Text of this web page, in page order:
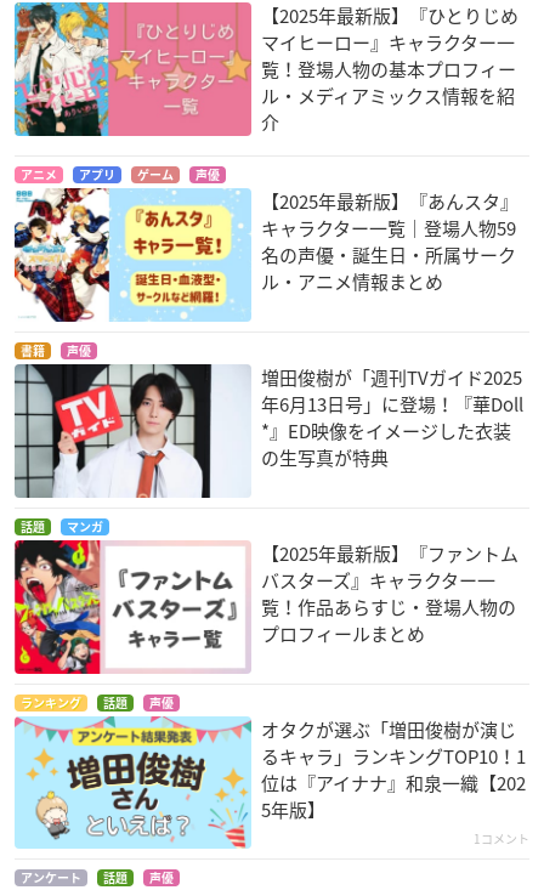
【2025年最新版】『ひとりじめ
マイヒーロー』キャラクター一
覧！登場人物の基本プロフィー
ル・メディアミックス情報を紹
介
アニメ アプリ ゲーム 声優
【2025年最新版】『あんスタ』
キャラクター一覧｜登場人物59
名の声優・誕生日・所属サーク
ル・アニメ情報まとめ
書籍 声優
増田俊樹が「週刊TVガイド2025
年6月13日号」に登場！『華Doll
*』ED映像をイメージした衣装
の生写真が特典
話題 マンガ
【2025年最新版】『ファントム
バスターズ』キャラクター一
覧！作品あらすじ・登場人物の
プロフィールまとめ
ランキング 話題 声優
オタクが選ぶ「増田俊樹が演じ
るキャラ」ランキングTOP10！1
位は『アイナナ』和泉一織【202
5年版】
1コメント
アンケート 話題 声優